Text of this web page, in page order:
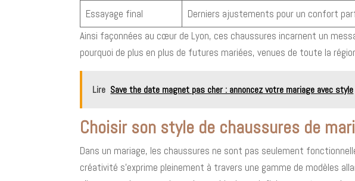
Essayage final Derniers ajustements pour un confort
Ainsi façonnées au cœur de Lyon, ces chaussures incarnent un
pourquoi de plus en plus de futures mariées, venues de toute la
Lire Save the date magnet pas cher : annoncez votre mariage avec style
Choisir son style de chaussures de
Dans un mariage, les chaussures ne sont pas seulement
créativité s’exprime pleinement à travers une gamme de modèles